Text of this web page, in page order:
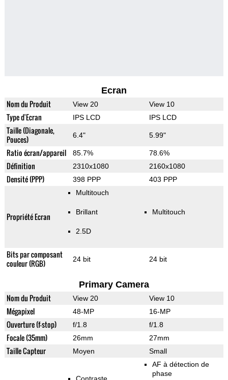
Ecran
Nom du Produit View 20 View 10
Type d'Ecran IPS LCD IPS LCD
Taille (Diagonale,
Pouces)
6.4" 5.99"
Ratio écran/appareil 85.7% 78.6%
Définition 2310x1080 2160x1080
Densité (PPP) 398 PPP 403 PPP
Propriété Ecran
Multitouch
Brillant
2.5D
Multitouch
Bits par composant
couleur (RGB)
24 bit 24 bit
Primary Camera
Nom du Produit View 20 View 10
Mégapixel 48-MP 16-MP
Ouverture (f-stop) f/1.8 f/1.8
Focale (35mm) 26mm 27mm
Taille Capteur Moyen Small
AF à détection de
phase